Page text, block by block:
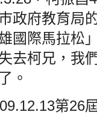
政府教育局
國際馬拉松
去柯兄，我
。
第26